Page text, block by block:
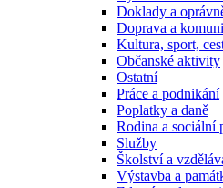
Doklady a
Doprava a
Kultura, sport,
Občanské aktivity
Ostatní
Práce a podnikání
Poplatky a daně
Rodina a sociální
Služby
Školství a
Výstavba a